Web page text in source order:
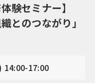
験セミナー】
とのつながり」
14:00-17:00